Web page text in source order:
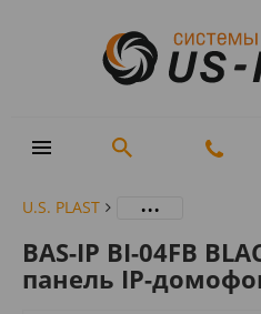
U.S. PLAST ...
BAS-IP BI-04FB
панель IP-